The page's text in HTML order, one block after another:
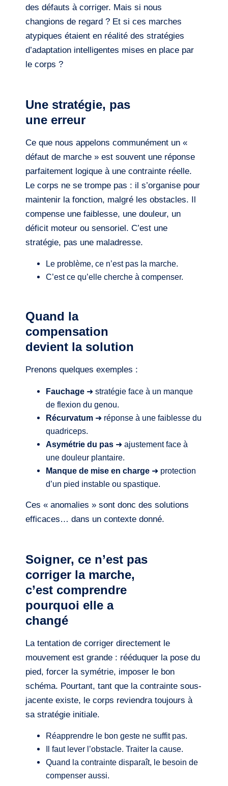
des défauts à corriger. Mais si nous
changions de regard ? Et si ces marches
atypiques étaient en réalité des stratégies
d’adaptation intelligentes mises en place par
le corps ?
Une stratégie, pas
une erreur
Ce que nous appelons communément un «
défaut de marche » est souvent une réponse
parfaitement logique à une contrainte réelle.
Le corps ne se trompe pas : il s’organise pour
maintenir la fonction, malgré les obstacles. Il
compense une faiblesse, une douleur, un
déficit moteur ou sensoriel. C’est une
stratégie, pas une maladresse.
Le problème, ce n’est pas la marche.
C’est ce qu’elle cherche à compenser.
Quand la
compensation
devient la solution
Prenons quelques exemples :
Fauchage ➜ stratégie face à un manque
de flexion du genou.
Récurvatum ➜ réponse à une faiblesse du
quadriceps.
Asymétrie du pas ➜ ajustement face à
une douleur plantaire.
Manque de mise en charge ➜ protection
d’un pied instable ou spastique.
Ces « anomalies » sont donc des solutions
efficaces… dans un contexte donné.
Soigner, ce n’est pas
corriger la marche,
c’est comprendre
pourquoi elle a
changé
La tentation de corriger directement le
mouvement est grande : rééduquer la pose du
pied, forcer la symétrie, imposer le bon
schéma. Pourtant, tant que la contrainte sous-
jacente existe, le corps reviendra toujours à
sa stratégie initiale.
Réapprendre le bon geste ne suffit pas.
Il faut lever l’obstacle. Traiter la cause.
Quand la contrainte disparaît, le besoin de
compenser aussi.